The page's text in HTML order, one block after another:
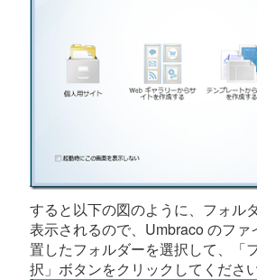
すると以下の図のように、フォル
表示されるので、Umbraco のファ
置したフォルダーを選択して、「
択」ボタンをクリックしてください